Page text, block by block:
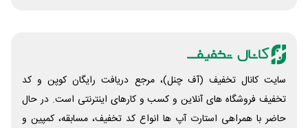
سایت کانال تخفیف (آف چنل)، مرجع دریافت رایگان کوپن و کد
تخفیف فروشگاه های آنلاین و کسب و‌ کارهای اینترنتی است. در حال
حاضر با همراهی استارت آپ ها انواع کد تخفیف، مسابقه، کمپین و